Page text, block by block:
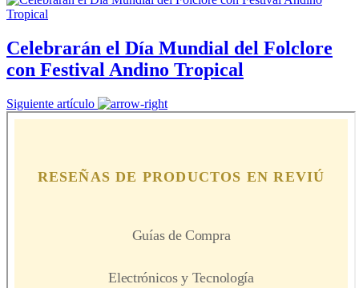
Celebrarán el Día Mundial del Folclore
con Festival Andino Tropical
Siguiente artículo